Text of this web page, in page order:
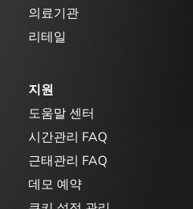
의료기관
리테일
지원
도움말 센터
시간관리 FAQ
근태관리 FAQ
데모 예약